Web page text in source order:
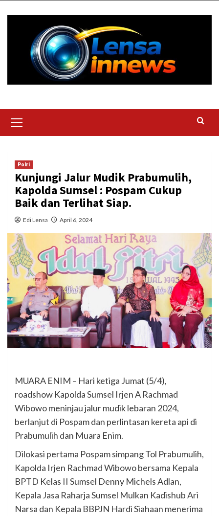
Menu
Polri
Kunjungi Jalur Mudik Prabumulih,
Kapolda Sumsel : Pospam Cukup
Baik dan Terlihat Siap.
Edi Lensa April 6, 2024
MUARA ENIM – Hari ketiga Jumat (5/4),
roadshow Kapolda Sumsel Irjen A Rachmad
Wibowo meninjau jalur mudik lebaran 2024,
berlanjut di Pospam dan perlintasan kereta api di
Prabumulih dan Muara Enim.
Dilokasi pertama Pospam simpang Tol Prabumulih,
Kapolda Irjen Rachmad Wibowo bersama Kepala
BPTD Kelas II Sumsel Denny Michels Adlan,
Kepala Jasa Raharja Sumsel Mulkan Kadishub Ari
Narsa dan Kepala BBPJN Hardi Siahaan menerima